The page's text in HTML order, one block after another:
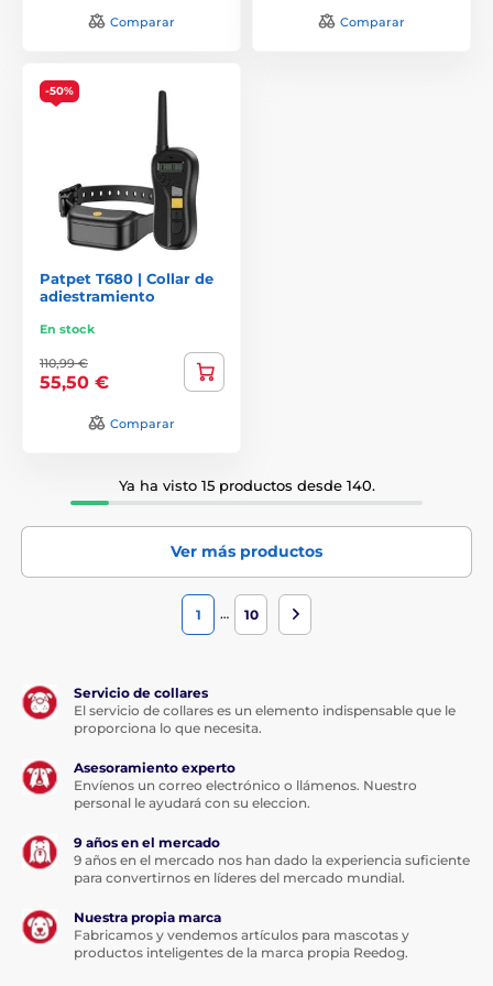
encarga estudios a organismos profesionales y
científicos. Los modernos productos actuales de
muchos casos a sustituir algunos métodos
tradicionales de adiestramiento canino que pueden ser
mucho menos respetuosos con los animales."
5¿Cuándo empezar a utilizar un collar electrónico?
Los collares electrónicos de adiestramiento se
recomiendan a partir de los 6 meses de edad. Lea
atentamente las instrucciones del fabricante. Elija el
nivel de impulso adecuado (el perro debe responder al
ofrecer varios niveles de alerta (señal sonora, vibración,
impulso). El perro pronto se da cuenta de la secuencia
o la vibración.
adiestramiento, mejor podrá controlar a su perro. Las
funciones más importantes y básicas que debe
electrostático. La mayoría de los collares electrónicos
de adiestramiento que se venden hoy en día tienen
más características. Así, puede encontrar las siguientes
funciones:
siempre al uso del collar electrónico. Una alerta debe
preceder a un pulso. El perro aprenderá pronto que un
impulso electrónico desagradable va precedido de una
En la práctica, ésta suele ser la función más utilizada.
Vibración.
ajustarse normalmente en varios niveles. En los
collares que sólo emiten vibraciones, ésta es la función
principal, pero la eficacia de este tipo de collares es
Comparar Comparar
-50%
Patpet T680 | Collar de
adiestramiento
En stock
110,99 €
55,50 €
Comparar
Ya ha visto 15 productos desde 140.
Ver más productos
1 … 10
Servicio de collares
El servicio de collares es un elemento indispensable que le
proporciona lo que necesita.
Asesoramiento experto
Envíenos un correo electrónico o llámenos. Nuestro
personal le ayudará con su eleccion.
9 años en el mercado
9 años en el mercado nos han dado la experiencia suficiente
para convertirnos en líderes del mercado mundial.
Nuestra propia marca
Fabricamos y vendemos artículos para mascotas y
productos inteligentes de la marca propia Reedog.